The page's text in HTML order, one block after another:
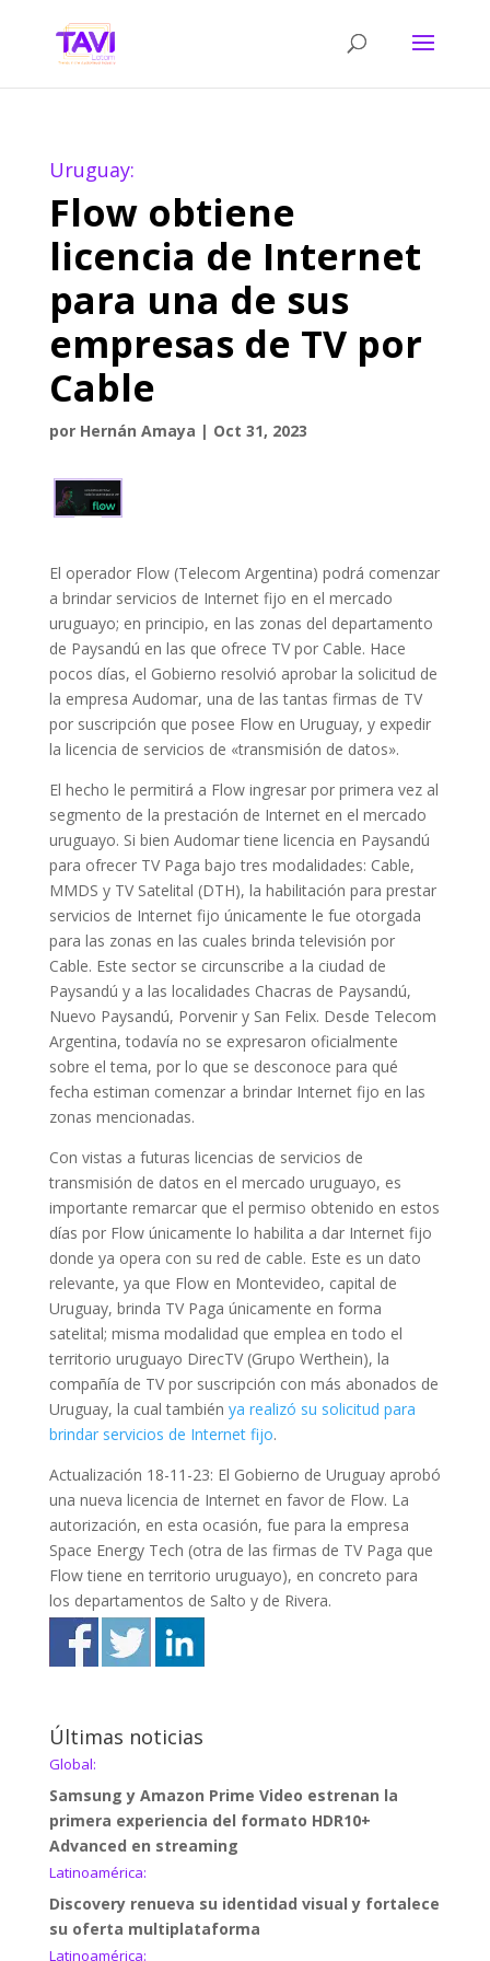
Uruguay:
Flow obtiene
licencia de Internet
para una de sus
empresas de TV por
Cable
por Hernán Amaya | Oct 31, 2023
El operador Flow (Telecom Argentina) podrá comenzar
a brindar servicios de Internet fijo en el mercado
uruguayo; en principio, en las zonas del departamento
de Paysandú en las que ofrece TV por Cable. Hace
pocos días, el Gobierno resolvió aprobar la solicitud de
la empresa Audomar, una de las tantas firmas de TV
por suscripción que posee Flow en Uruguay, y expedir
la licencia de servicios de «transmisión de datos».
El hecho le permitirá a Flow ingresar por primera vez al
segmento de la prestación de Internet en el mercado
uruguayo. Si bien Audomar tiene licencia en Paysandú
para ofrecer TV Paga bajo tres modalidades: Cable,
MMDS y TV Satelital (DTH), la habilitación para prestar
servicios de Internet fijo únicamente le fue otorgada
para las zonas en las cuales brinda televisión por
Cable. Este sector se circunscribe a la ciudad de
Paysandú y a las localidades Chacras de Paysandú,
Nuevo Paysandú, Porvenir y San Felix. Desde Telecom
Argentina, todavía no se expresaron oficialmente
sobre el tema, por lo que se desconoce para qué
fecha estiman comenzar a brindar Internet fijo en las
zonas mencionadas.
Con vistas a futuras licencias de servicios de
transmisión de datos en el mercado uruguayo, es
importante remarcar que el permiso obtenido en estos
días por Flow únicamente lo habilita a dar Internet fijo
donde ya opera con su red de cable. Este es un dato
relevante, ya que Flow en Montevideo, capital de
Uruguay, brinda TV Paga únicamente en forma
satelital; misma modalidad que emplea en todo el
territorio uruguayo DirecTV (Grupo Werthein), la
compañía de TV por suscripción con más abonados de
Uruguay, la cual también ya realizó su solicitud para
brindar servicios de Internet fijo.
Actualización 18-11-23: El Gobierno de Uruguay aprobó
una nueva licencia de Internet en favor de Flow. La
autorización, en esta ocasión, fue para la empresa
Space Energy Tech (otra de las firmas de TV Paga que
Flow tiene en territorio uruguayo), en concreto para
los departamentos de Salto y de Rivera.
Últimas noticias
Global:
Samsung y Amazon Prime Video estrenan la
primera experiencia del formato HDR10+
Advanced en streaming
Latinoamérica:
Discovery renueva su identidad visual y fortalece
su oferta multiplataforma
Latinoamérica: